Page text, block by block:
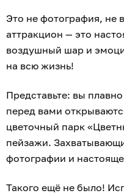
Это не фотография, не
аттракцион — это
воздушный шар и
на всю жизнь!
Представьте: вы
перед вами
цветочный парк
пейзажи.
фотографии и
Такого ещё не было!